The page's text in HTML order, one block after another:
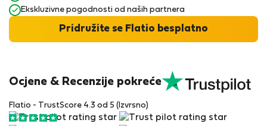
Ocjene & Recenzije pokreće
Flatio - TrustScore 4.3 od 5 (Izvrsno)
Ekskluzivne pogodnosti od naših partnera
Pridružite se Flatio besplatno